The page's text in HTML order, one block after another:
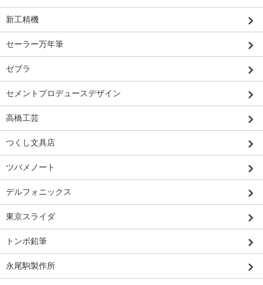
新工精機
セーラー万年筆
ゼブラ
セメントプロデュースデザイン
高橋工芸
つくし文具店
ツバメノート
デルフォニックス
東京スライダ
トンボ鉛筆
永尾駒製作所